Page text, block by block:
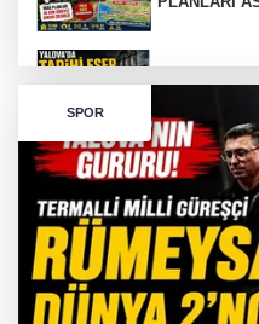
256 PARÇA
Görüntüler
Otomobil
SPOR